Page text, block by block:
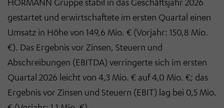
gestartet und erwirtschaftete im ersten Quartal einen
Umsatz in Höhe von 149,6 Mio. € (Vorjahr: 150,8 Mio.
€). Das Ergebnis vor Zinsen, Steuern und
Abschreibungen (EBITDA) verringerte sich im ersten
Quartal 2026 leicht von 4,3 Mio. € auf 4,0 Mio. €; das
Ergebnis vor Zinsen und Steuern (EBIT) lag bei 0,5 Mio.